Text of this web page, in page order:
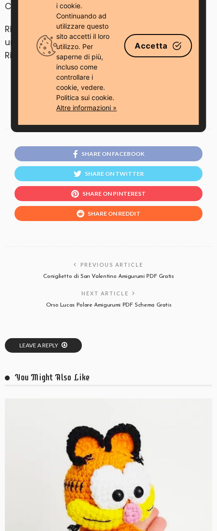
Cuci le orecchie sulla testa, la coda sul retro.
Ricama una bocca e le sopracciglia utilizzando
un filo da ricamo nero.
Ricama gli artigli con un filo di cotone grigio.
SHARE ON FACEBOOK
SHARE ON TWITTER
SHARE ON PINTEREST
SHARE ON REDDIT
PREVIOUS ARTICLE
Coniglietto di San Valentino Amigurumi PDF Gratis
NEXT ARTICLE
Orso Lucas Polare Amigurumi PDF Schema Gratis
LEAVE A REPLY
You Might Also Like
i cookie.
Continuando ad
utilizzare questo
sito accetti il ​​loro
utilizzo. Per
saperne di più,
incluso come
controllare i
cookie, vedere.
Politica sui cookie.
Altre informazioni »
Accetta